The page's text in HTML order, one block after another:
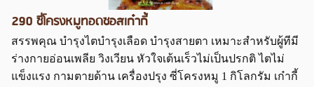
290 ซี่โครงหมูทอดซอสเก๋ากี้
สรรพคุณ บำรุงไตบำรุงเลือด บำรุงสายตา เหมาะสำหรับผู้ทีมี
ร่างกายอ่อนเพลีย วิงเวียน หัวใจเต้นเร็วไม่เป็นปรกติ ไตไม่
แข็งแรง กามตายด้าน เครื่องปรุง ซี่โครงหมู 1 กิโลกรัม เก๋ากี้